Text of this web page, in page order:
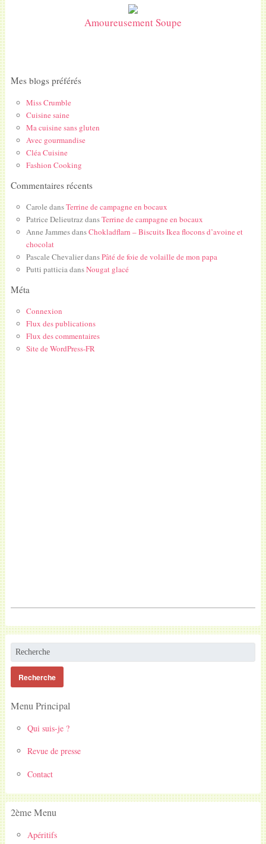
Amoureusement Soupe
Mes blogs préférés
Miss Crumble
Cuisine saine
Ma cuisine sans gluten
Avec gourmandise
Cléa Cuisine
Fashion Cooking
Commentaires récents
Carole dansTerrine de campagne en bocaux
Patrice DelieutrazdansTerrine de campagne en bocaux
Anne JammesdansChokladflarn – Biscuits Ikea flocons d’avoine et
chocolat
Pascale ChevalierdansPâté de foie de volaille de mon papa
Putti patticiadansNougat glacé
Méta
Connexion
Flux des publications
Flux des commentaires
Site de WordPress-FR
Menu Principal
Qui suis-je ?
Revue de presse
Contact
2ème Menu
Apéritifs